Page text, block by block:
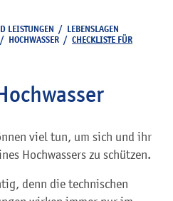
LEISTUNGEN / LEBENSLAGEN
/ HOCHWASSER / CHECKLISTE FÜR
viel tun, um sich und ihr
Hochwassers zu schützen.
denn die technischen